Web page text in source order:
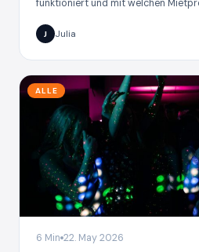
funktioniert und mit welchen
J Julia
ALLE
6 Min 22. May 2026